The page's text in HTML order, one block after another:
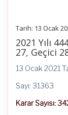
Tarih: 13 Ocak
2021 Yılı
27, Geçici
13 Ocak 2021
Sayı: 31363
Karar Sayısı: